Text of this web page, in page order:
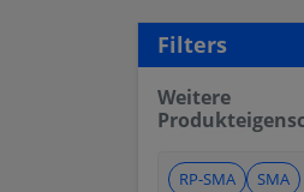
Filters
Weitere
RP-SMA SMA